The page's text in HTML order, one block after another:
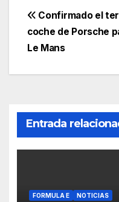
Confirmado el
coche de Porsche
Le Mans
Entrada
FORMULA E NOTICIAS